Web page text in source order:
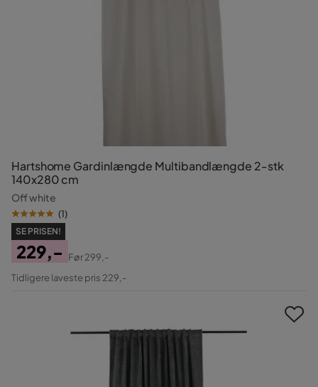
Hartshome Gardinlængde Multibandlængde 2-stk
140x280 cm
Off white
(1)
SE PRISEN!
Pris
229,-
Original
Før299,-
Tidligere laveste pris 229,-